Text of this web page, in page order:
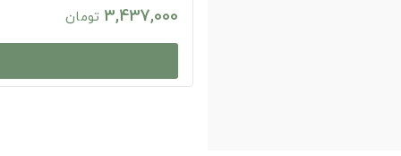
3,437,000 تومان